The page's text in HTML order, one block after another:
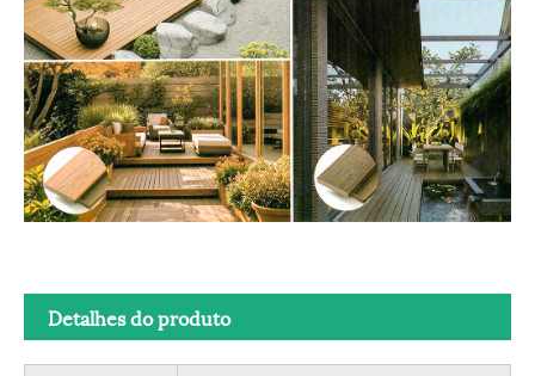
Detalhes do produto